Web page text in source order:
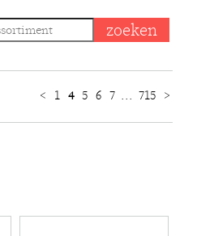
< 1 4 5 6 7 ... 715 >